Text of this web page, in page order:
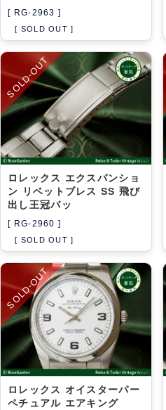
[ RG-2963 ]
[ SOLD OUT ]
SOLD-OUT
ロレックス エクスパンショ
ン リベットブレス SS 飛び
出し王冠バッ
[ RG-2960 ]
[ SOLD OUT ]
SOLD-OUT
ロレックス オイスターパー
ペチュアル エアキング